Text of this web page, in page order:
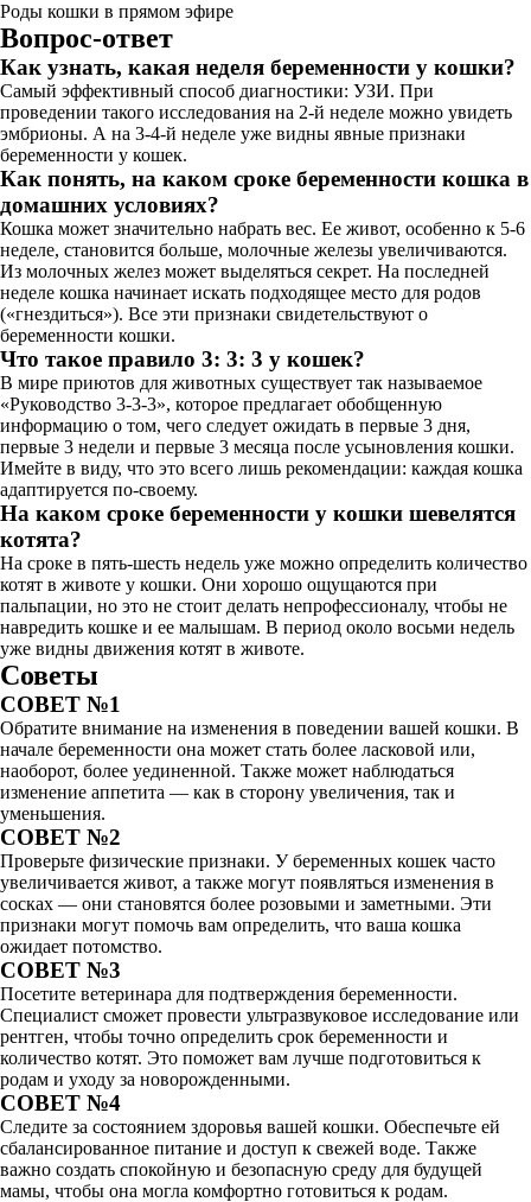
Роды кошки в прямом эфире
Вопрос-ответ
Как узнать, какая неделя беременности у кошки?
Самый эффективный способ диагностики: УЗИ. При
проведении такого исследования на 2-й неделе можно увидеть
эмбрионы. А на 3-4-й неделе уже видны явные признаки
беременности у кошек.
Как понять, на каком сроке беременности кошка в
домашних условиях?
Кошка может значительно набрать вес. Ее живот, особенно к 5-6
неделе, становится больше, молочные железы увеличиваются.
Из молочных желез может выделяться секрет. На последней
неделе кошка начинает искать подходящее место для родов
(«гнездиться»). Все эти признаки свидетельствуют о
беременности кошки.
Что такое правило 3: 3: 3 у кошек?
В мире приютов для животных существует так называемое
«Руководство 3-3-3», которое предлагает обобщенную
информацию о том, чего следует ожидать в первые 3 дня,
первые 3 недели и первые 3 месяца после усыновления кошки.
Имейте в виду, что это всего лишь рекомендации: каждая кошка
адаптируется по-своему.
На каком сроке беременности у кошки шевелятся
котята?
На сроке в пять-шесть недель уже можно определить количество
котят в животе у кошки. Они хорошо ощущаются при
пальпации, но это не стоит делать непрофессионалу, чтобы не
навредить кошке и ее малышам. В период около восьми недель
уже видны движения котят в животе.
Советы
СОВЕТ №1
Обратите внимание на изменения в поведении вашей кошки. В
начале беременности она может стать более ласковой или,
наоборот, более уединенной. Также может наблюдаться
изменение аппетита — как в сторону увеличения, так и
уменьшения.
СОВЕТ №2
Проверьте физические признаки. У беременных кошек часто
увеличивается живот, а также могут появляться изменения в
сосках — они становятся более розовыми и заметными. Эти
признаки могут помочь вам определить, что ваша кошка
ожидает потомство.
СОВЕТ №3
Посетите ветеринара для подтверждения беременности.
Специалист сможет провести ультразвуковое исследование или
рентген, чтобы точно определить срок беременности и
количество котят. Это поможет вам лучше подготовиться к
родам и уходу за новорожденными.
СОВЕТ №4
Следите за состоянием здоровья вашей кошки. Обеспечьте ей
сбалансированное питание и доступ к свежей воде. Также
важно создать спокойную и безопасную среду для будущей
мамы, чтобы она могла комфортно готовиться к родам.